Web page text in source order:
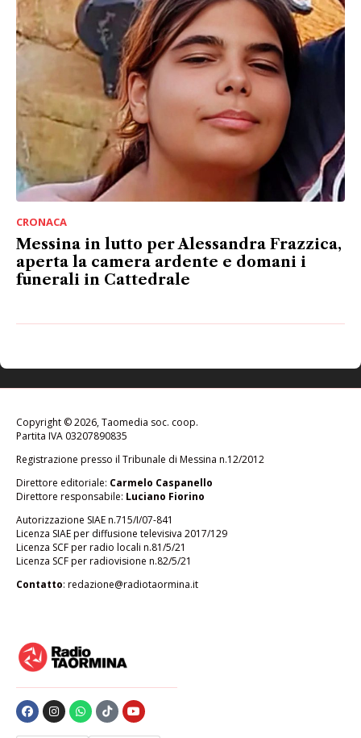
CRONACA
Messina in lutto per Alessandra Frazzica,
aperta la camera ardente e domani i
funerali in Cattedrale
Copyright © 2026, Taomedia soc. coop.
Partita IVA 03207890835
Registrazione presso il Tribunale di Messina n.12/2012
Direttore editoriale: Carmelo Caspanello
Direttore responsabile: Luciano Fiorino
Autorizzazione SIAE n.715/I/07-841
Licenza SIAE per diffusione televisiva 2017/129
Licenza SCF per radio locali n.81/5/21
Licenza SCF per radiovisione n.82/5/21
Contatto: redazione@radiotaormina.it